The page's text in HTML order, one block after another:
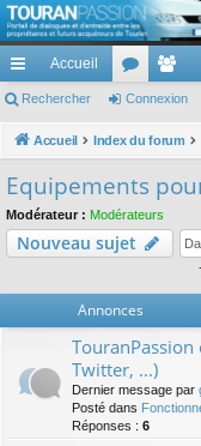
TouranPassion
Le forum des propriétaires ou
cc
ès
pi
de
Accueil
or
u
e
m
Rechercher Connexion
Accueil Index du forum
Equipements
Modérateur : Modérateurs
Nouveau sujet
Annonces
TouranPassion
Twitter, ...)
Dernier message par
Posté dans
Réponses : 6